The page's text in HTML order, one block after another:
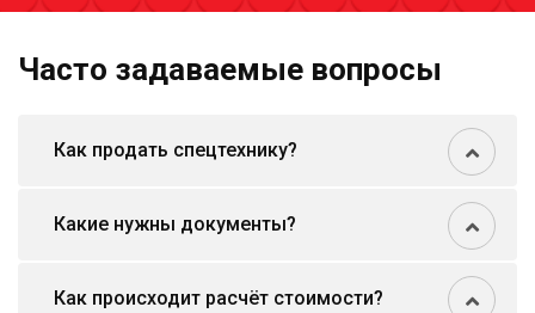
Часто задаваемые вопросы
Как продать спецтехнику?
Какие нужны документы?
Как происходит расчёт стоимости?